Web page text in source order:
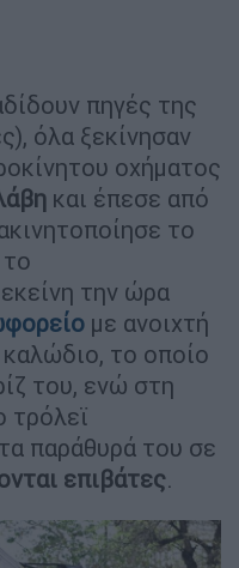
πηγές της
όλα ξεκίνησαν
οχήματος
και έπεσε από
το
την ώρα
με ανοιχτή
το οποίο
του, ενώ στη
τρόλεϊ
παράθυρά του σε
επιβάτες.